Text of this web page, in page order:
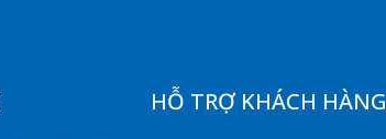
HỖ TRỢ KHÁCH HÀNG